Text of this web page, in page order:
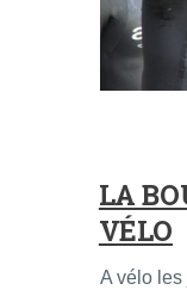
LA
VÉLO
A vélo